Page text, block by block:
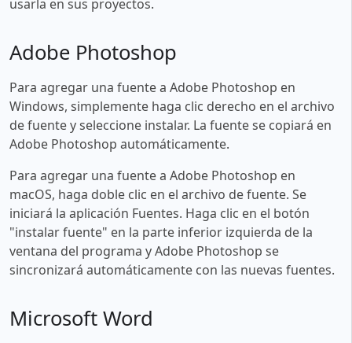
usarla en sus proyectos.
Adobe Photoshop
Para agregar una fuente a Adobe Photoshop en
Windows, simplemente haga clic derecho en el archivo
de fuente y seleccione instalar. La fuente se copiará en
Adobe Photoshop automáticamente.
Para agregar una fuente a Adobe Photoshop en
macOS, haga doble clic en el archivo de fuente. Se
iniciará la aplicación Fuentes. Haga clic en el botón
"instalar fuente" en la parte inferior izquierda de la
ventana del programa y Adobe Photoshop se
sincronizará automáticamente con las nuevas fuentes.
Microsoft Word